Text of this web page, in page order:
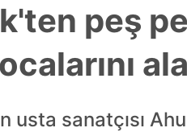
peş
usta sanatçısı